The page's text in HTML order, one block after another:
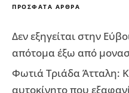
ΠΡΌΣΦΑΤΑ ΆΡΘΡΑ
Δεν εξηγείται στην
απότομα έξω από
Φωτιά Τριάδα Άτταλη:
αυτοκίνητο που